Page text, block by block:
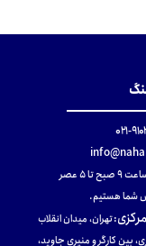
۰۲۱
تا ۵ عصر
شما هستیم.
:تهران، میدان انقلاب
بین کارگر و منیری جاوید،